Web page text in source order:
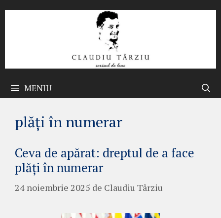
MENIU
plăți în numerar
Ceva de apărat: dreptul de a face
plăți în numerar
24 noiembrie 2025 de Claudiu Târziu